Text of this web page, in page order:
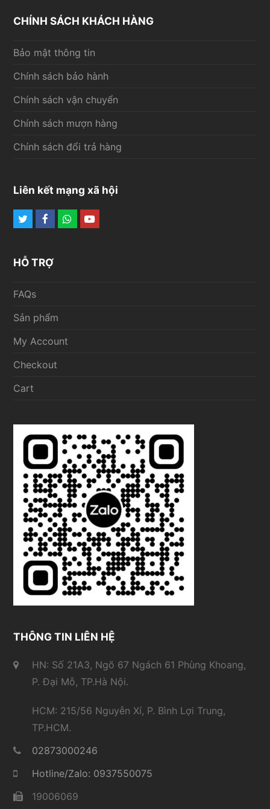
CHÍNH SÁCH KHÁCH HÀNG
Bảo mật thông tin
Chính sách bảo hành
Chính sách vận chuyển
Chính sách mượn hàng
Chính sách đổi trả hàng
Liên kết mạng xã hội
TwitterFacebook
Whatsapp
Youtube
HỖ TRỢ
FAQs
Sản phẩm
My Account
Checkout
Cart
THÔNG TIN LIÊN HỆ
HN: Số 21A3, Ngõ 67 Ngách 61 Phùng Khoang,
P. Đại Mỗ, TP.Hà Nội.
HCM: 215/56 Nguyễn Xí, P. Bình Lợi Trung,
TP.HCM.
02873000246
Hotline/Zalo: 0937550075
19006069